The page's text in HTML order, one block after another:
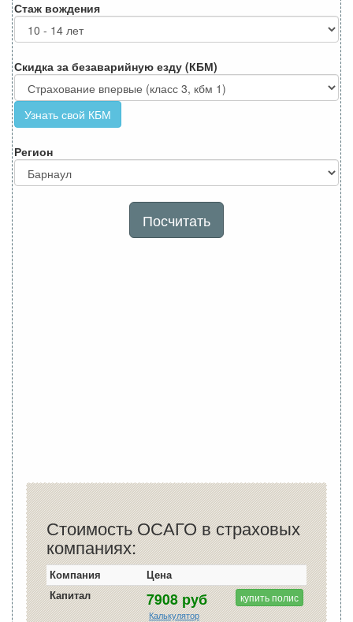
Стаж вождения
Скидка за безаварийную езду (КБМ)
Узнать свой КБМ
Регион
Посчитать
Стоимость ОСАГО в страховых
компаниях:
Компания
Цена
Капитал
7908 руб
Калькулятор
купить полис